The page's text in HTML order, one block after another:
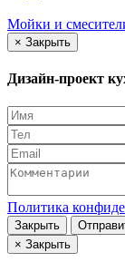
Мойки и
× Закрыть
Дизайн-проект
Политика
Закрыть
× Закрыть